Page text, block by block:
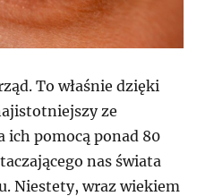
To właśnie dzięki
ze
ich pomocą ponad 80
nas świata
Niestety, wraz wiekiem